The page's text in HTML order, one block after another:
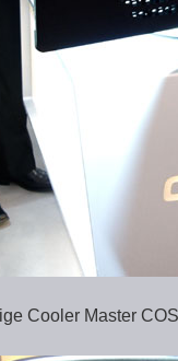
Cooler Master